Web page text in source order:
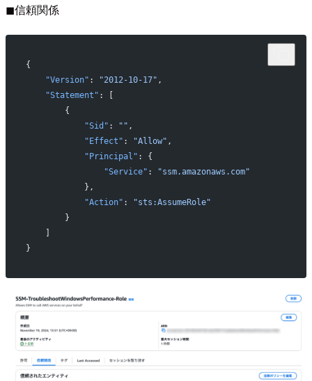
◼︎信頼関係
{
    "Version"
: "2012-10-17" ,
    "Statement"
: [
        {
            "Sid"
: "" ,
            "Effect"
: "Allow" ,
            "Principal"
: {
                "Service"
:
"ssm.amazonaws.com"
            },
            "Action"
:
"sts:AssumeRole"
        }
    ]
}